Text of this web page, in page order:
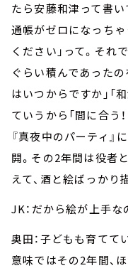
たら安藤和津って書い
通帳がゼロになっちゃ
ください」って。そ
ぐらい積んであったの
はいつからですか」「
ていうから「間に合う
『真夜中のパーティ』
開。その2年間は役者
えて、酒と絵ばっかり
JK：だから絵が上手な
奥田：子どもも育てて
意味ではその2年間、